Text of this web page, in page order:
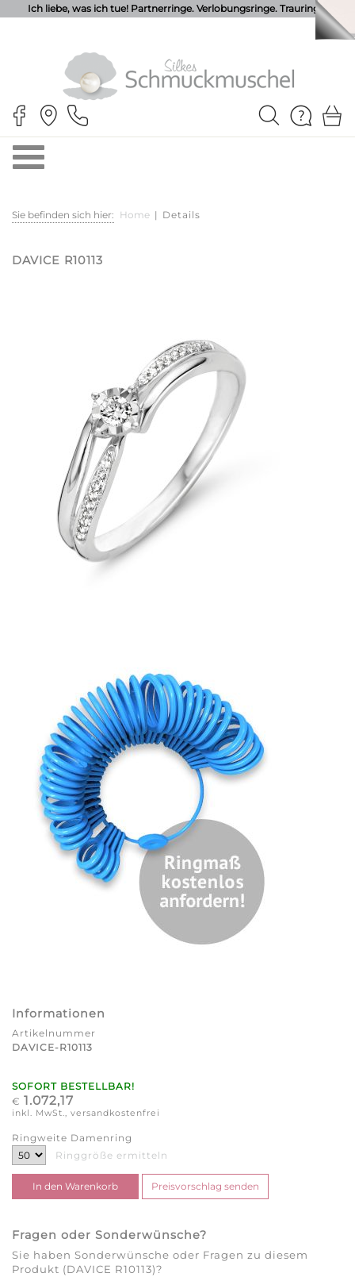
Ich liebe, was ich tue! Partnerringe. Verlobungsringe. Trauringe.
Sie befinden sich hier: Home | Details
DAVICE R10113
Informationen
Artikelnummer
DAVICE-R10113
SOFORT BESTELLBAR!
€ 1.072,17
inkl. MwSt., versandkostenfrei
Ringweite Damenring
Ringgröße ermitteln
Fragen oder Sonderwünsche?
Sie haben Sonderwünsche oder Fragen zu diesem
Produkt (DAVICE R10113)?